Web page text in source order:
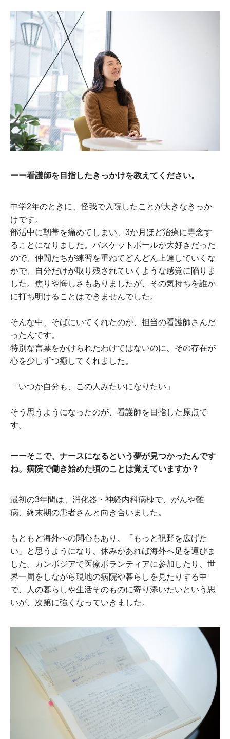
ーー看護師を目指したきっかけを教えてください。
中学2年のときに、怪我で入院したことが大きなきっか
けです。
部活中に靭帯を痛めてしまい、3か月ほど治療に専念す
ることになりました。バスケットボールが大好きだった
ので、仲間たちが練習を重ねてどんどん上達していくな
かで、自分だけが取り残されていくような感覚に陥りま
した。焦りや悔しさもありましたが、その気持ちを誰か
に打ち明けることはできませんでした。
そんな中、そばにいてくれたのが、担当の看護師さんだ
ったんです。
特別な言葉をかけられたわけではないのに、その存在が
心を少しずつ癒してくれました。
「いつか自分も、この人みたいになりたい」
そう思うようになったのが、看護師を目指した原点で
す。
ーーそこで、ナースになるという夢が見つかったんです
ね。病院で働き始めた頃のことは覚えていますか？
最初の3年間は、消化器・神経内科病棟で、がんや難
病、終末期の患者さんと向き合いました。
もともと海外への関心もあり、「もっと視野を広げた
い」と思うようになり、休みがあれば海外へ足を運びま
した。カンボジアで医療ボランティアに参加したり、世
界一周をしながら現地の病院や暮らしを見たりする中
で、人の暮らしや生活そのものに寄り添いたいという思
いが、次第に強くなっていきました。